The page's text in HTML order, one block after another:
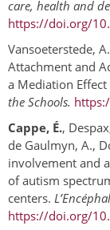
care, health and
https://doi.org/
Vansoeterstede,
Attachment and
a Mediation Effect
the Schools.
Cappe, É.,
de Gaulmyn, A.,
involvement and
of autism
centers.
https://doi.org/